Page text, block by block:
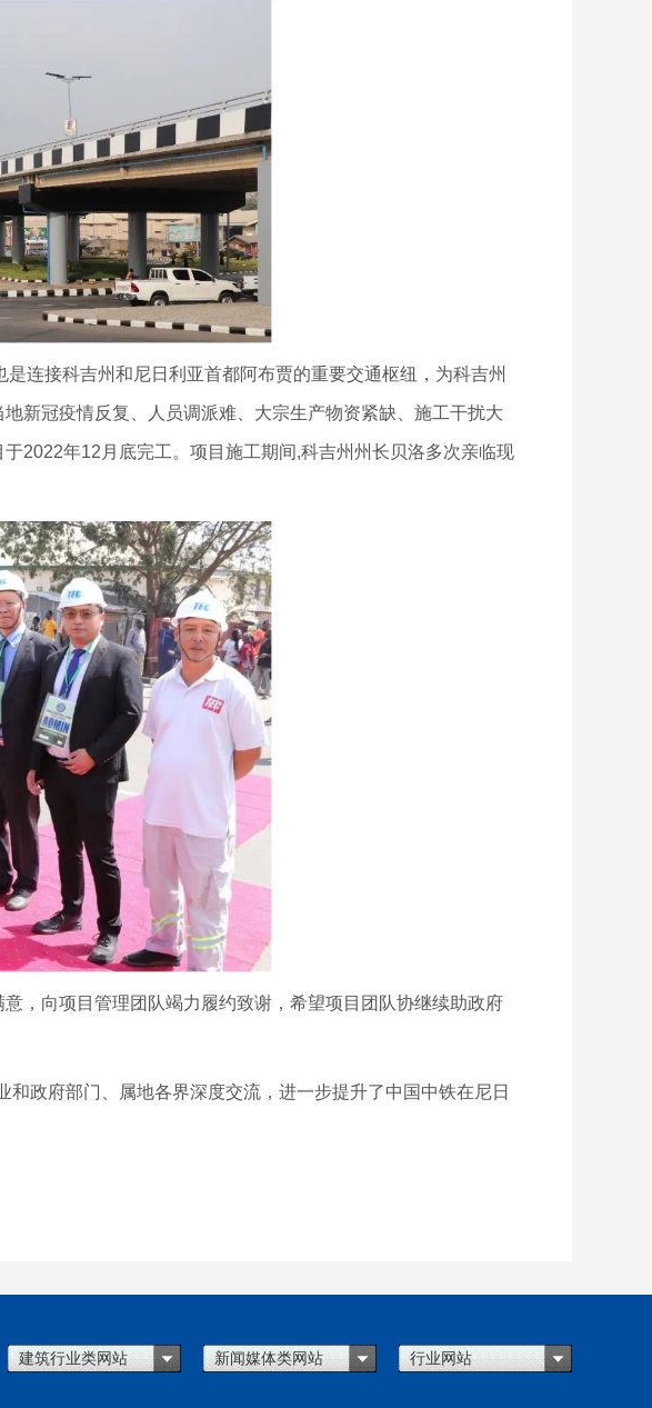
接科吉州和尼日利亚首都阿布贾的重要交通枢纽，为科吉州
新冠疫情反复、人员调派难、大宗生产物资紧缺、施工干扰大
2022年12月底完工。项目施工期间,科吉州州长贝洛多次亲临现
向项目管理团队竭力履约致谢，希望项目团队协继续助政府
政府部门、属地各界深度交流，进一步提升了中国中铁在尼日
建筑行业类网站 新闻媒体类网站 行业网站